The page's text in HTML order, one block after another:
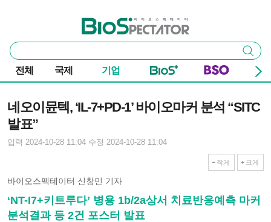
바이오스펙테이터
통
합
검
색
검색
전체 국제 기업
네오이뮨텍, ‘IL-7+PD-1’ 바이오마커 분석 “SITC
발표”
입력 2024-10-28 11:04 수정 2024-10-28 11:04
작게 크게
바이오스펙테이터 신창민 기자
‘NT-I7+키트루다’ 병용 1b/2a상서 치료반응예측 마커
분석결과 등 2건 포스터 발표